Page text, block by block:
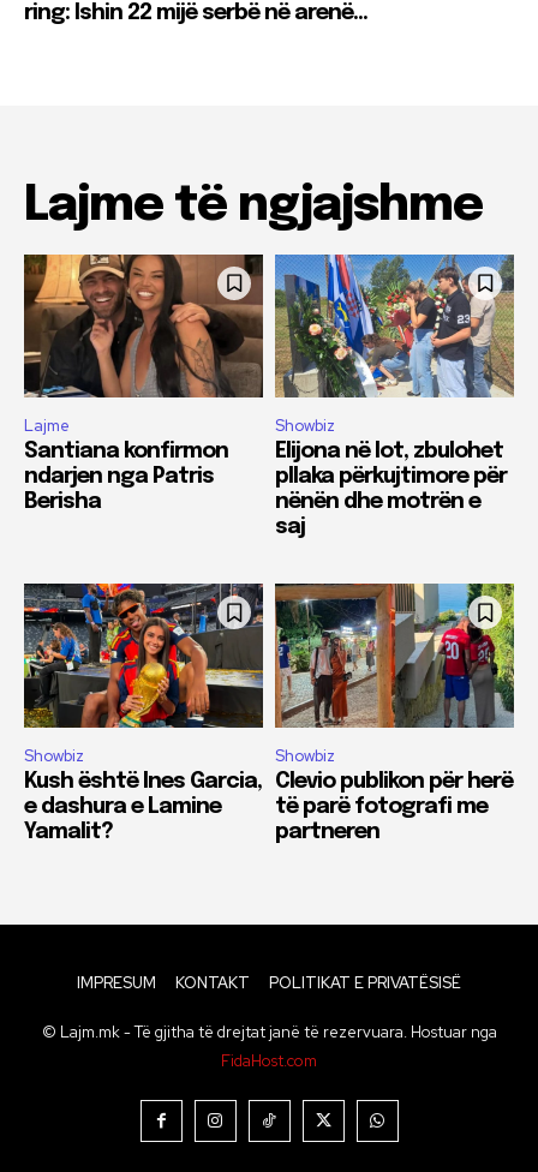
ring: Ishin 22 mijë serbë në arenë…
Lajme të ngjajshme
Lajme
Santiana konfirmon
ndarjen nga Patris
Berisha
Showbiz
Elijona në lot, zbulohet
pllaka përkujtimore për
nënën dhe motrën e
saj
Showbiz
Kush është Ines Garcia,
e dashura e Lamine
Yamalit?
Showbiz
Clevio publikon për herë
të parë fotografi me
partneren
IMPRESUM KONTAKT POLITIKAT E PRIVATËSISË
© Lajm.mk - Të gjitha të drejtat janë të rezervuara. Hostuar nga
FidaHost.com